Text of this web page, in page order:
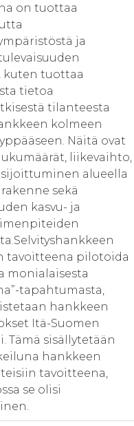
on tuottaa
ja
kuten tuottaa
tietoa
tilanteesta
kolmeen
Näitä ovat
liikevaihto,
sijoittuminen alueella
sekä
kasvu- ja
tavoitteena pilotoida
monialaisesta
tapahtumasta,
hankkeen
Itä-Suomen
Tämä sisällytetään
hankkeen
tavoitteena,
se olisi